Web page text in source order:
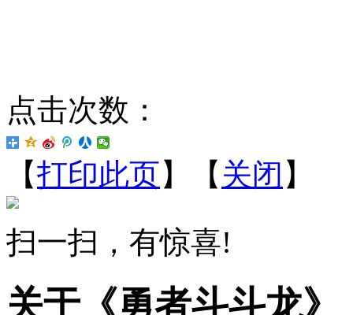
点击次数：
【打印此页】【 关闭 】
扫一扫，有惊喜!
关于《勇者斗斗龙》